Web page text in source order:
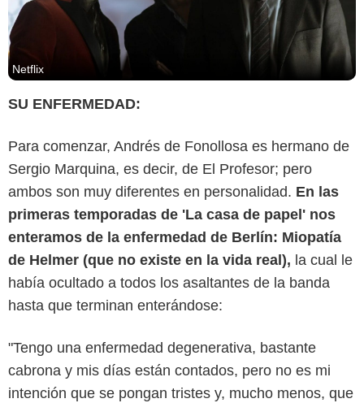
Netflix
SU ENFERMEDAD:
Para comenzar, Andrés de Fonollosa es hermano de
Sergio Marquina, es decir, de El Profesor; pero
ambos son muy diferentes en personalidad. En las
primeras temporadas de 'La casa de papel' nos
enteramos de la enfermedad de Berlín: Miopatía
de Helmer (que no existe en la vida real), la cual le
había ocultado a todos los asaltantes de la banda
hasta que terminan enterándose:
"Tengo una enfermedad degenerativa, bastante
cabrona y mis días están contados, pero no es mi
intención que se pongan tristes y, mucho menos, que